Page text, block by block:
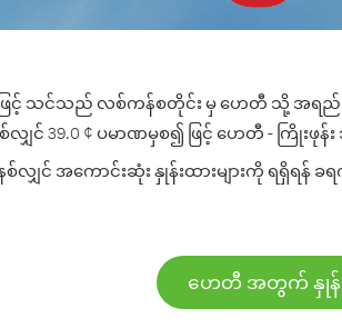
ဖြင့် သင်သည် လစ်ကန်စတိုင်း မှ ဟေတီ သို့ အရည်
လျှင် 39.0 ¢ ပမာဏမှစ၍ ဖြင့် ဟေတီ - ကြိုး
င် အကောင်းဆုံး နှုန်းထားများကို ရရှိရန်
ဟေတီ အတွက် နှုန်း